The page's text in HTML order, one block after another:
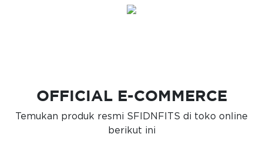
OFFICIAL E-COMMERCE
Temukan produk resmi SFIDNFITS di toko online
berikut ini